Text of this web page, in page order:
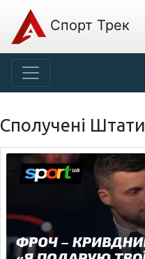
Спорт Трек
Сполучені Штати